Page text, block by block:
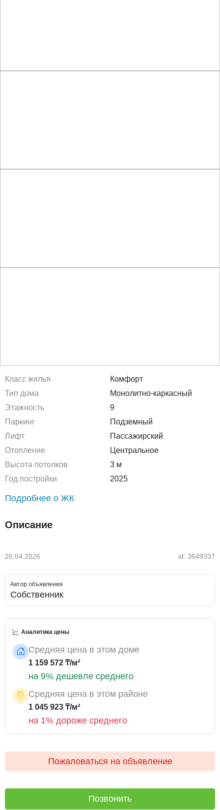
Класс жилья
Комфорт
Тип дома
Монолитно-каркасный
Этажность
9
Паркинг
Подземный
Лифт
Пассажирский
Отопление
Центральное
Высота потолков
3 м
Год постройки
2025
Подробнее о ЖК
Описание
26.04.2026 id: 3649337
Автор объявления
Собственник
Аналитика цены
Средняя цена в этом доме
1 159 572 ₸/м²
на 9% дешевле среднего
Средняя цена в этом районе
1 045 923 ₸/м²
на 1% дороже среднего
Пожаловаться на объявление
Позвонить